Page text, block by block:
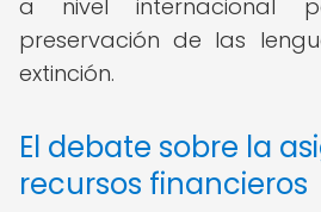
a nivel internacional
preservación de las
extinción.
El debate sobre la
recursos financieros